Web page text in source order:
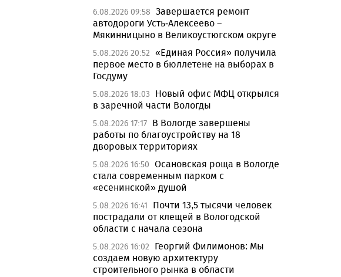
6.08.2026 09:58 Завершается ремонт
автодороги Усть-Алексеево –
Мякинницыно в Великоустюгском округе
5.08.2026 20:52 «Единая Россия» получила
первое место в бюллетене на выборах в
Госдуму
5.08.2026 18:03
Новый офис МФЦ открылся
в заречной части Вологды
5.08.2026 17:17 В Вологде завершены
работы по благоустройству на 18
дворовых территориях
5.08.2026 16:50 Осановская роща в Вологде
стала современным парком с
«есенинской» душой
5.08.2026 16:41
Почти 13,5 тысячи человек
пострадали от клещей в Вологодской
области с начала сезона
5.08.2026 16:02
Георгий Филимонов: Мы
создаем новую архитектуру
строительного рынка в области